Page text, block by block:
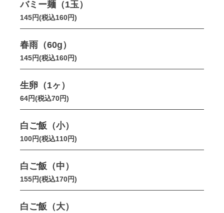
バミー麺（1玉）
145円(税込160円)
春雨（60g）
145円(税込160円)
生卵（1ヶ）
64円(税込70円)
白ご飯（小）
100円(税込110円)
白ご飯（中）
155円(税込170円)
白ご飯（大）